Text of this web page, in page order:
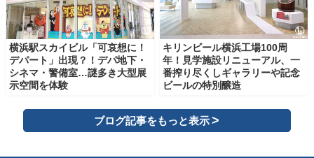
横浜駅スカイビル「可哀想に！
デパート」出現？！デパ地下・
シネマ・警備室…謎多き大型展
示空間を体験
キリンビール横浜工場100周
年！見学施設リニューアル、一
番搾り尽くしギャラリーや記念
ビールの特別醸造
ブログ記事をもっと表示